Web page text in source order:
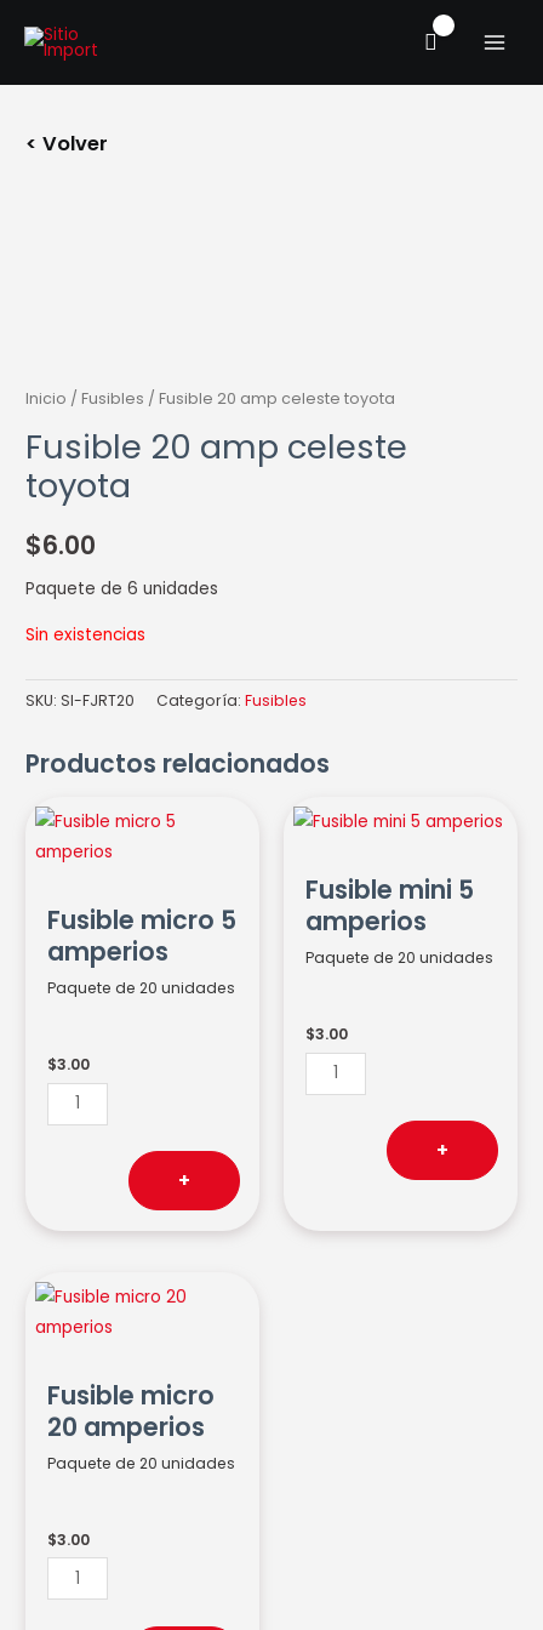
< Volver
Inicio / Fusibles / Fusible 20 amp celeste toyota
Fusible 20 amp celeste
toyota
$6.00
Paquete de 6 unidades
Sin existencias
SKU: SI-FJRT20 Categoría:Fusibles
Productos relacionados
Fusible micro 5
amperios
Paquete de 20 unidades
$3.00
Fusible
micro
cantidad
+
Fusible mini 5
amperios
Paquete de 20 unidades
$3.00
Fusible
amperios
cantidad
+
Fusible micro
20 amperios
Paquete de 20 unidades
$3.00
Fusible
micro
cantidad